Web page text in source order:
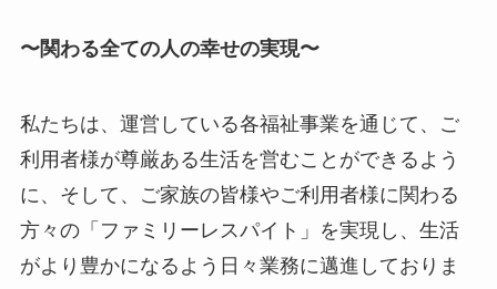
〜関わる全ての人の幸せの実現〜
私たちは、運営している各福祉事業を通じて、ご
利用者様が尊厳ある生活を営むことができるよう
に、そして、ご家族の皆様やご利用者様に関わる
方々の「ファミリーレスパイト」を実現し、生活
がより豊かになるよう日々業務に邁進しておりま